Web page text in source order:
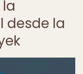
desde la